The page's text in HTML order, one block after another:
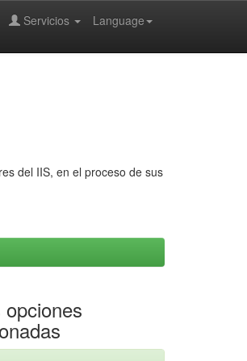
Language
Servicios
del IIS, en el proceso de sus